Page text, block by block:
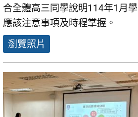
合全體高三同學說明114年1月
應該注意事項及時程掌握。
瀏覽照片